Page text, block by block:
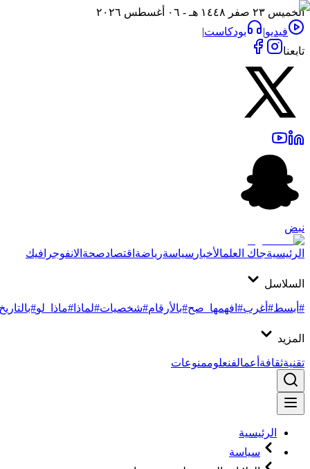
الخميس ٢٣ صفر ١٤٤٨ هـ - ٠٦ أغسطس ٢٠٢٦
فيديو| بودكاست|
تابعنا
نبض
الرئيسيةجاك العلمالأخبار سياسةرياضةاقتصادصحةالانفوجرافيك
السلاسل
#أبسط#أغرب#افهمها_صح#بالأرقام#شخصيات#لماذا #ماذا_لو#بالتاريخ
المزيد
تقنيةثقافةأعمالفنعلوممنوعات
الرئيسية
سياسة